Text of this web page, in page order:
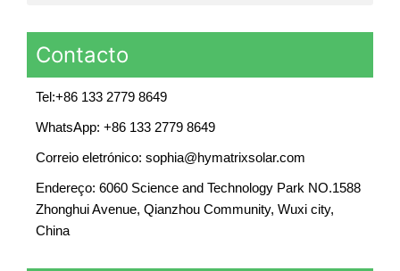
Contacto
Tel:+86 133 2779 8649
WhatsApp: +86 133 2779 8649
Correio eletrónico: sophia@hymatrixsolar.com
Endereço: 6060 Science and Technology Park NO.1588
Zhonghui Avenue, Qianzhou Community, Wuxi city,
China